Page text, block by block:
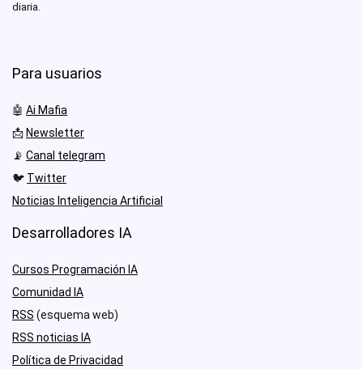
diaria.
Para usuarios
🤖 Ai Mafia
📩 Newsletter
📡 Canal telegram
🐦 Twitter
Noticias Inteligencia Artificial
Desarrolladores IA
Cursos Programación IA
Comunidad IA
RSS (esquema web)
RSS noticias IA
Política de Privacidad